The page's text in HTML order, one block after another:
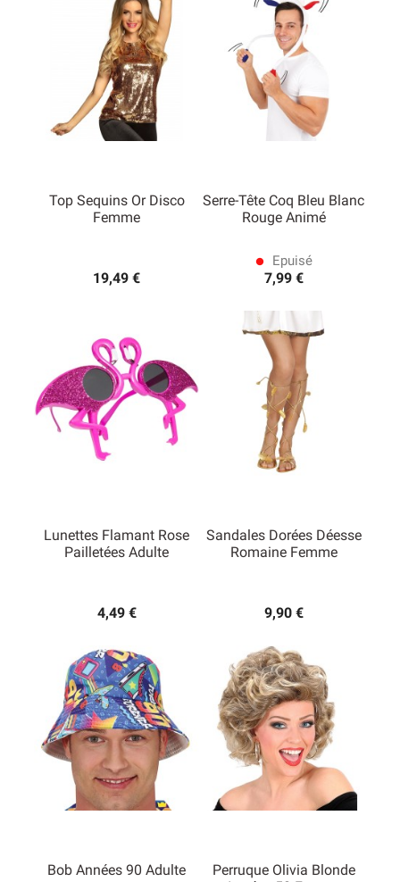
Top Sequins Or Disco
Femme
19,49 €
Serre-Tête Coq Bleu Blanc
Rouge Animé
lens Epuisé
7,99 €
Lunettes Flamant Rose
Pailletées Adulte
4,49 €
Sandales Dorées Déesse
Romaine Femme
9,90 €
Bob Années 90 Adulte
Perruque Olivia Blonde